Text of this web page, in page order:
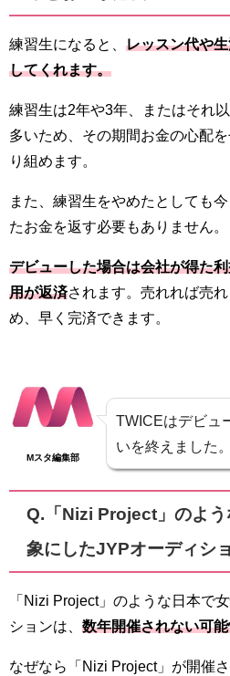
練習生になると、 レッスン代や
してくれます。
練習生は2年や3年、またはそれ
多いため、その期間お金の心配
り組めます。
また、練習生をやめたとしても
たお金を返す必要もありません。
デビューした場合は会社が得た
用が返済されます。売れれば売
め、早く完済できます。
Mスタ編集部
TWICEはデビュ
いを終えました。
Q.「Nizi Project」のよう
象にしたJYPオーディシ
「Nizi Project」のような日本で
ションは、 数年開催されない可
なぜなら「Nizi Project」が開催